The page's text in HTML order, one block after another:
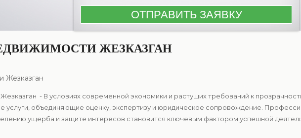
ЖЕЗКАЗГАН
Жезказган
- В условиях современной экономики и растущих требований к
услуги, объединяющие оценку, экспертизу и юридическое сопровождение.
ущерба и защите интересов становится ключевым фактором успешной